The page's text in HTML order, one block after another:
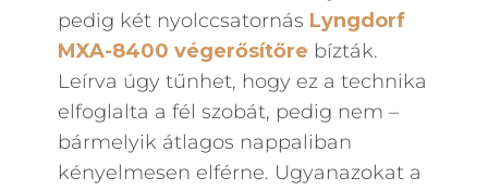
pedig két nyolccsatornás Lyngdorf
MXA-8400 végerősítőre bízták.
Leírva úgy tűnhet, hogy ez a technika
elfoglalta a fél szobát, pedig nem –
bármelyik átlagos nappaliban
kényelmesen elférne. Ugyanazokat a